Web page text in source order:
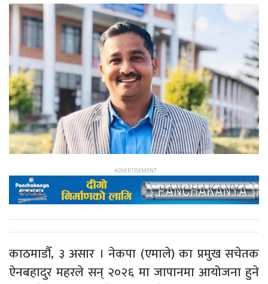
काठमाडौँ, ३ असार । नेकपा (एमाले) का प्रमुख सचेतक
ऐनबहादुर महरले सन् २०२६ मा जापानमा आयोजना हुने